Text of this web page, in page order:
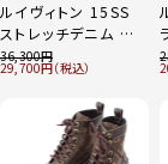
ルイヴィトン 15SS
ストレッチデニム ウェ
ーブライン 切替 半
袖 ワンピース ドレス
インディゴ 34
36,300
29,700